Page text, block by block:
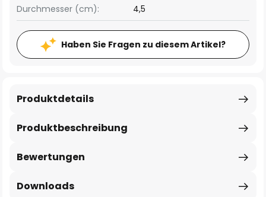
Durchmesser (cm): 4,5
Haben Sie Fragen zu diesem Artikel?
Produktbeschreibung
Produktdetails
Bewertungen
Downloads